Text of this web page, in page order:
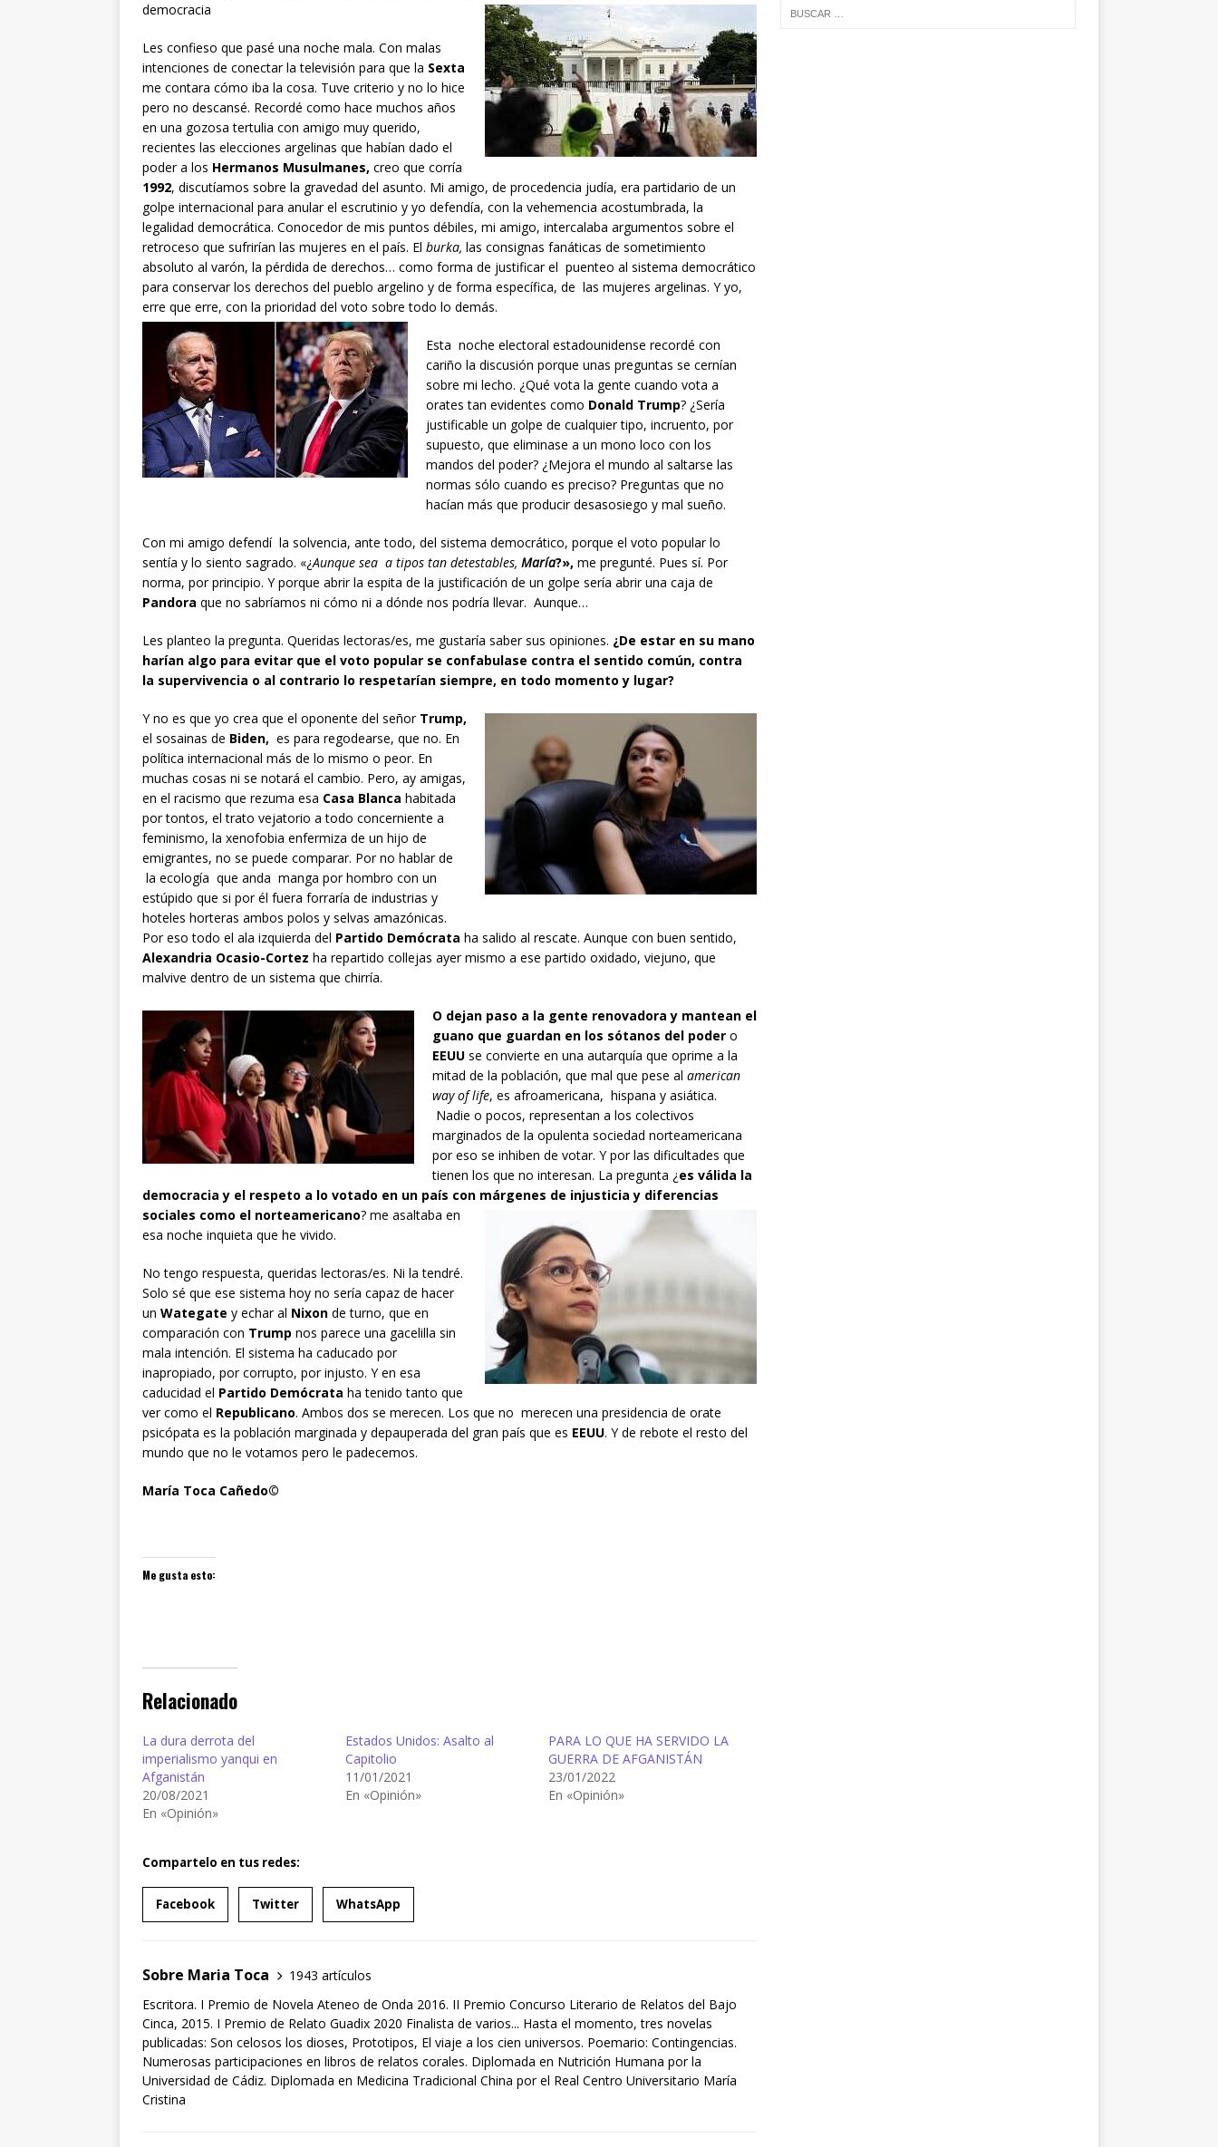
democracia
Les confieso que pasé una noche mala. Con malas
intenciones de conectar la televisión para que la Sexta
me contara cómo iba la cosa. Tuve criterio y no lo hice
pero no descansé. Recordé como hace muchos años
en una gozosa tertulia con amigo muy querido,
recientes las elecciones argelinas que habían dado el
poder a los Hermanos Musulmanes, creo que corría
1992, discutíamos sobre la gravedad del asunto. Mi amigo, de procedencia judía, era partidario de un
golpe internacional para anular el escrutinio y yo defendía, con la vehemencia acostumbrada, la
legalidad democrática. Conocedor de mis puntos débiles, mi amigo, intercalaba argumentos sobre el
retroceso que sufrirían las mujeres en el país. El burka, las consignas fanáticas de sometimiento
absoluto al varón, la pérdida de derechos… como forma de justificar el puenteo al sistema democrático
para conservar los derechos del pueblo argelino y de forma específica, de las mujeres argelinas. Y yo,
erre que erre, con la prioridad del voto sobre todo lo demás.
Esta noche electoral estadounidense recordé con
cariño la discusión porque unas preguntas se cernían
sobre mi lecho. ¿Qué vota la gente cuando vota a
orates tan evidentes como Donald Trump? ¿Sería
justificable un golpe de cualquier tipo, incruento, por
supuesto, que eliminase a un mono loco con los
mandos del poder? ¿Mejora el mundo al saltarse las
normas sólo cuando es preciso? Preguntas que no
hacían más que producir desasosiego y mal sueño.
Con mi amigo defendí la solvencia, ante todo, del sistema democrático, porque el voto popular lo
sentía y lo siento sagrado. «¿Aunque sea a tipos tan detestables, María?», me pregunté. Pues sí. Por
norma, por principio. Y porque abrir la espita de la justificación de un golpe sería abrir una caja de
Pandora que no sabríamos ni cómo ni a dónde nos podría llevar. Aunque…
Les planteo la pregunta. Queridas lectoras/es, me gustaría saber sus opiniones. ¿De estar en su mano
harían algo para evitar que el voto popular se confabulase contra el sentido común, contra
la supervivencia o al contrario lo respetarían siempre, en todo momento y lugar?
Y no es que yo crea que el oponente del señor Trump,
el sosainas de Biden, es para regodearse, que no. En
política internacional más de lo mismo o peor. En
muchas cosas ni se notará el cambio. Pero, ay amigas,
en el racismo que rezuma esa Casa Blanca habitada
por tontos, el trato vejatorio a todo concerniente a
feminismo, la xenofobia enfermiza de un hijo de
emigrantes, no se puede comparar. Por no hablar de
la ecología que anda manga por hombro con un
estúpido que si por él fuera forraría de industrias y
hoteles horteras ambos polos y selvas amazónicas.
Por eso todo el ala izquierda del Partido Demócrata ha salido al rescate. Aunque con buen sentido,
Alexandria Ocasio-Cortez ha repartido collejas ayer mismo a ese partido oxidado, viejuno, que
malvive dentro de un sistema que chirría.
O dejan paso a la gente renovadora y mantean el
guano que guardan en los sótanos del poder o
EEUU se convierte en una autarquía que oprime a la
mitad de la población, que mal que pese al american
way of life, es afroamericana, hispana y asiática.
Nadie o pocos, representan a los colectivos
marginados de la opulenta sociedad norteamericana
por eso se inhiben de votar. Y por las dificultades que
tienen los que no interesan. La pregunta ¿es válida la
democracia y el respeto a lo votado en un país con márgenes de injusticia y diferencias
sociales como el norteamericano? me asaltaba en
esa noche inquieta que he vivido.
No tengo respuesta, queridas lectoras/es. Ni la tendré.
Solo sé que ese sistema hoy no sería capaz de hacer
un Wategate y echar al Nixon de turno, que en
comparación con Trump nos parece una gacelilla sin
mala intención. El sistema ha caducado por
inapropiado, por corrupto, por injusto. Y en esa
caducidad el Partido Demócrata ha tenido tanto que
ver como el Republicano. Ambos dos se merecen. Los que no merecen una presidencia de orate
psicópata es la población marginada y depauperada del gran país que es EEUU. Y de rebote el resto del
mundo que no le votamos pero le padecemos.
María Toca Cañedo©
Me gusta esto:
Relacionado
La dura derrota del
imperialismo yanqui en
Afganistán
20/08/2021
En «Opinión»
Estados Unidos: Asalto al
Capitolio
11/01/2021
En «Opinión»
PARA LO QUE HA SERVIDO LA
GUERRA DE AFGANISTÁN
23/01/2022
En «Opinión»
Compartelo en tus redes:
Facebook Twitter WhatsApp
Sobre Maria Toca
1943 artículos
Escritora. I Premio de Novela Ateneo de Onda 2016. II Premio Concurso Literario de Relatos del Bajo
Cinca, 2015. I Premio de Relato Guadix 2020 Finalista de varios... Hasta el momento, tres novelas
publicadas: Son celosos los dioses, Prototipos, El viaje a los cien universos. Poemario: Contingencias.
Numerosas participaciones en libros de relatos corales. Diplomada en Nutrición Humana por la
Universidad de Cádiz. Diplomada en Medicina Tradicional China por el Real Centro Universitario María
Cristina